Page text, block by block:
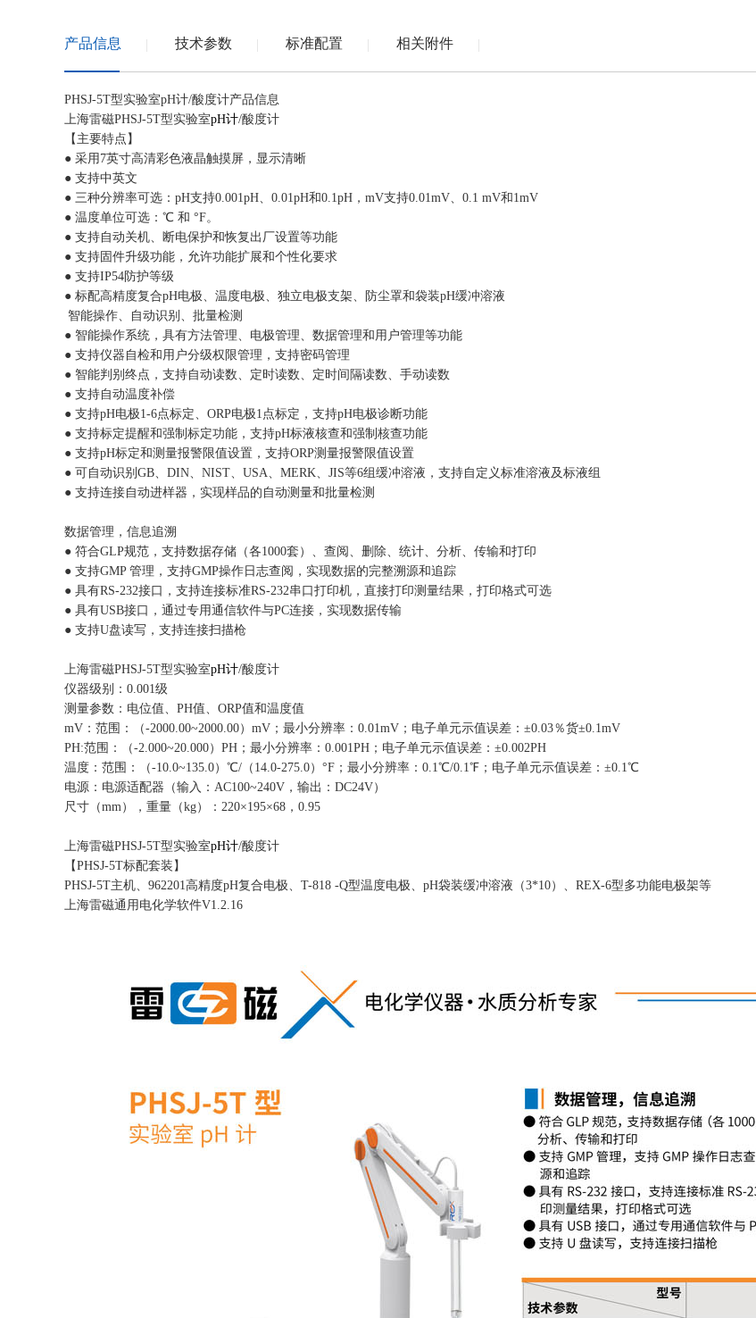
产品信息 技术参数 标准配置 相关附件
PHSJ-5T型实验室pH计/酸度计产品信息
上海雷磁PHSJ-5T型实验室pH计/酸度计
【主要特点】
● 采用7英寸高清彩色液晶触摸屏，显示清晰
● 支持中英文
● 三种分辨率可选：pH支持0.001pH、0.01pH和0.1pH，mV支持0.01mV、0.1 mV和1mV
● 温度单位可选：℃ 和 °F。
● 支持自动关机、断电保护和恢复出厂设置等功能
● 支持固件升级功能，允许功能扩展和个性化要求
● 支持IP54防护等级
● 标配高精度复合pH电极、温度电极、独立电极支架、防尘罩和袋装pH缓冲溶液
智能操作、自动识别、批量检测
● 智能操作系统，具有方法管理、电极管理、数据管理和用户管理等功能
● 支持仪器自检和用户分级权限管理，支持密码管理
● 智能判别终点，支持自动读数、定时读数、定时间隔读数、手动读数
● 支持自动温度补偿
● 支持pH电极1-6点标定、ORP电极1点标定，支持pH电极诊断功能
● 支持标定提醒和强制标定功能，支持pH标液核查和强制核查功能
● 支持pH标定和测量报警限值设置，支持ORP测量报警限值设置
● 可自动识别GB、DIN、NIST、USA、MERK、JIS等6组缓冲溶液，支持自定义标准溶液及标液组
● 支持连接自动进样器，实现样品的自动测量和批量检测
数据管理，信息追溯
● 符合GLP规范，支持数据存储（各1000套）、查阅、删除、统计、分析、传输和打印
● 支持GMP 管理，支持GMP操作日志查阅，实现数据的完整溯源和追踪
● 具有RS-232接口，支持连接标准RS-232串口打印机，直接打印测量结果，打印格式可选
● 具有USB接口，通过专用通信软件与PC连接，实现数据传输
● 支持U盘读写，支持连接扫描枪
上海雷磁PHSJ-5T型实验室pH计/酸度计
仪器级别：0.001级
测量参数：电位值、PH值、ORP值和温度值
mV：范围：（-2000.00~2000.00）mV；最小分辨率：0.01mV；电子单元示值误差：±0.03％货±0.1mV
PH:范围：（-2.000~20.000）PH；最小分辨率：0.001PH；电子单元示值误差：±0.002PH
温度：范围：（-10.0~135.0）℃/（14.0-275.0）°F；最小分辨率：0.1℃/0.1℉；电子单元示值误差：±0.1℃
电源：电源适配器（输入：AC100~240V，输出：DC24V）
尺寸（mm），重量（kg）：220×195×68，0.95
上海雷磁PHSJ-5T型实验室pH计/酸度计
【PHSJ-5T标配套装】
PHSJ-5T主机、962201高精度pH复合电极、T-818 -Q型温度电极、pH袋装缓冲溶液（3*10）、REX-6型多功能电极架等
上海雷磁通用电化学软件V1.2.16